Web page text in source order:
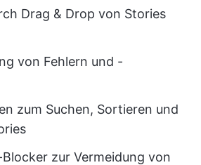
Drag & Drop von Stories
von Fehlern und -
zum Suchen, Sortieren und
zur Vermeidung von